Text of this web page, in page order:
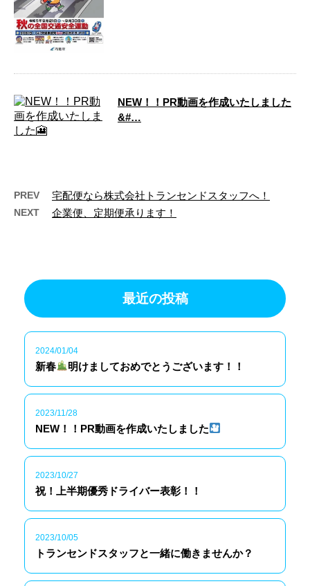
NEW！！PR動画を作成いたしました
&#…
PREV 宅配便なら株式会社トランセンドスタッフへ！
NEXT 企業便、定期便承ります！
最近の投稿
2024/01/04
新春 明けましておめでとうございます！！
2023/11/28
NEW！！PR動画を作成いたしました
2023/10/27
祝！上半期優秀ドライバー表彰！！
2023/10/05
トランセンドスタッフと一緒に働きませんか？